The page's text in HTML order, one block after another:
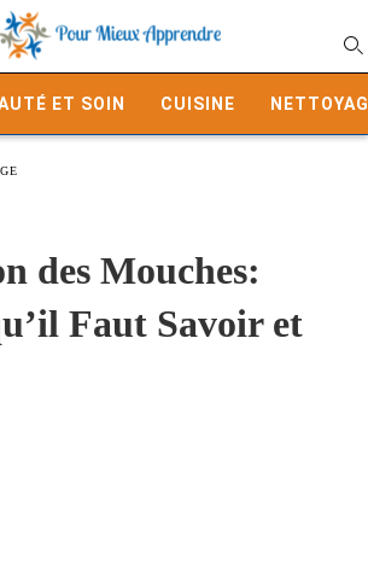
ET SOIN CUISINE
des Mouches:
Faut Savoir et